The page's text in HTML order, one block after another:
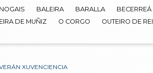
BALEIRA BARALLA BECERREÁ
DE MUÑIZ O CORGO OUTEIRO DE REI
XUVENCIENCIA